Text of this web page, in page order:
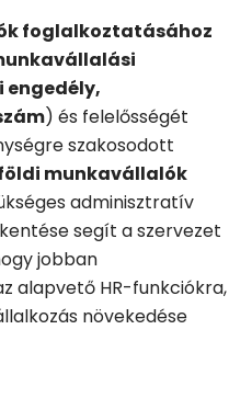
foglalkoztatásához
) és felelősségét
szakosodott
munkavállalók
adminisztratív
segít a szervezet
jobban
alapvető HR-funkciókra,
növekedése